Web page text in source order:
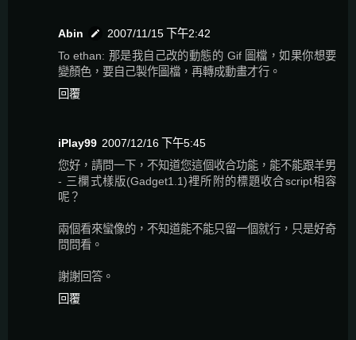
Abin
2007/11/15 下午2:42
To ethan: 那是我自己改的動態的 Gif 圖檔，如果你想要
變顏色，要自己製作圖檔，再轉成動畫才行。
回覆
iPlay99 2007/12/16 下午5:45
您好，請問一下，不知道您這個收合功能，能不能跟羊男
- 三欄式樣版(Gadget1.1)裡所附的標題收合script相容
呢？
兩個看來蠻像的，不知道能不能只留一個就行，只是好奇
問問看。
謝謝回答。
回覆